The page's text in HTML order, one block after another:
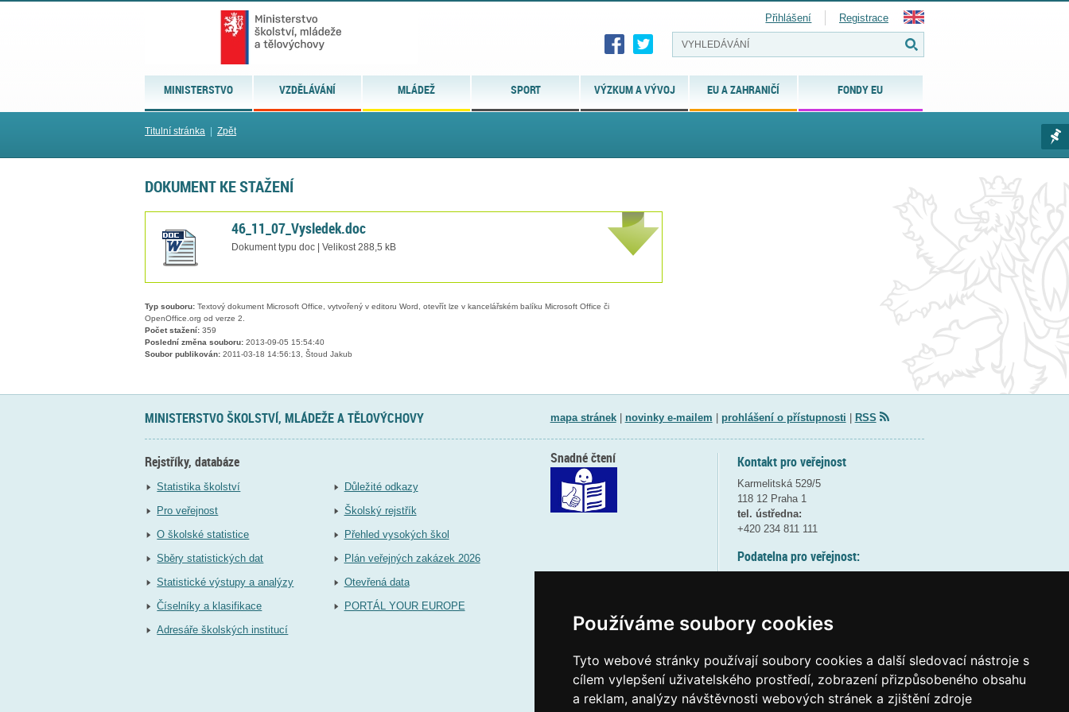
Používáme soubory cookies
Tyto webové stránky používají soubory cookies a další sledovací nástroje s
cílem vylepšení uživatelského prostředí, zobrazení přizpůsobeného obsahu
a reklam, analýzy návštěvnosti webových stránek a zjištění zdroje
MINISTERSTVO VZDĚLÁVÁNÍ MLÁDEŽ SPORT VÝZKUM A VÝVOJ EU A ZAHRANIČÍ FONDY EU
Přihlášení Registrace
Titulní stránka Zpět
DOKUMENT KE STAŽENÍ
46_11_07_Vysledek.doc
Dokument typu doc | Velikost 288,5 kB
Typ souboru: Textový dokument Microsoft Office, vytvořený v editoru Word, otevřít lze v kancelářském balíku Microsoft Office či
OpenOffice.org od verze 2.
Počet stažení: 359
Poslední změna souboru: 2013-09-05 15:54:40
Soubor publikován: 2011-03-18 14:56:13, Štoud Jakub
MINISTERSTVO ŠKOLSTVÍ, MLÁDEŽE A TĚLOVÝCHOVY mapa stránek| novinky e-mailem prohlášení o přístupnosti RSS
Rejstříky, databáze
Statistika školství
Pro veřejnost
O školské statistice
Sběry statistických dat
Statistické výstupy a analýzy
Číselníky a klasifikace
Adresáře školských institucí
Důležité odkazy
Školský rejstřík
Přehled vysokých škol
Plán veřejných zakázek 2026
Otevřená data
PORTÁL YOUR EUROPE
Kontakt pro veřejnost
Karmelitská 529/5
118 12 Praha 1
tel. ústředna:
+420 234 811 111
Podatelna pro veřejnost:
(více informací
Elektronická podatelna:
posta@msmtgov cz
Snadné čtení